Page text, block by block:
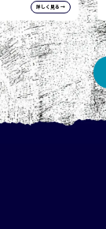
詳しく見る →